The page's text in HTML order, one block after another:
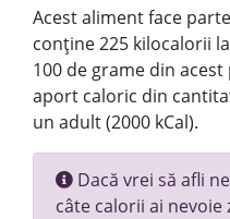
Acest aliment face
conține 225 kilocalorii
100 de grame din
aport caloric din
un adult (2000 kCal).
Dacă vrei să afli
câte calorii ai